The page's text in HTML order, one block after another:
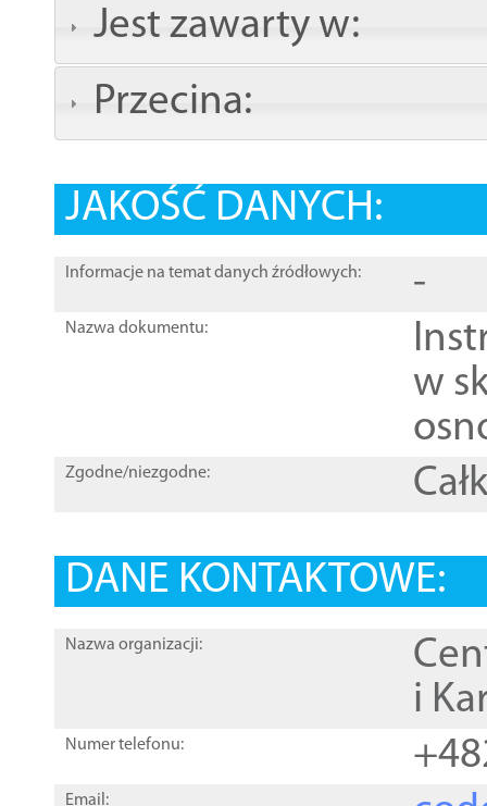
Jest zawarty w:
Przecina:
JAKOŚĆ DANYCH:
Informacje na temat danych źródłowych: -
Nazwa dokumentu:
w
Zgodne/niezgodne:
DANE KONTAKTOWE:
Nazwa organizacji:
i
Numer telefonu:
Email: